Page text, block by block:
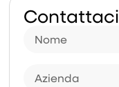
Contattaci